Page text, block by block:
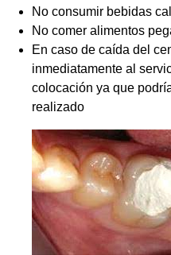
No consumir bebidas
No comer alimentos
En caso de caída del
inmediatamente al
colocación ya que
realizado